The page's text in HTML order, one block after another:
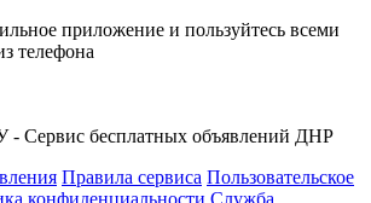
приложение и пользуйтесь всеми
телефона
Сервис бесплатных объявлений ДНР
Правила сервиса Пользовательское
конфиденциальности Служба